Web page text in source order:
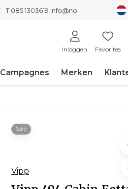
T 085 1303619 info@nordicnew.nl
Inloggen Favorites
Campagnes Merken
Sale
Vipp